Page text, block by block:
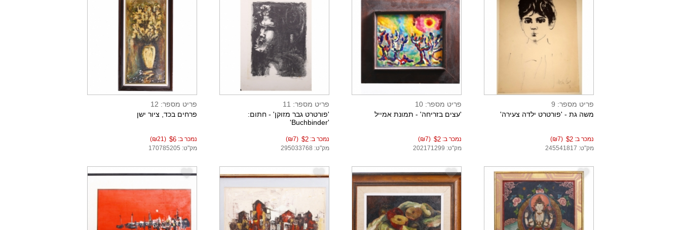
פריט מספר: 9
משה גת - 'פורטרט ילדה צעירה'
נמכר ב: $2
(₪7)
מק"ט: 245541817
פריט מספר: 10
'עצים בזריחה' - תמונת אמייל
נמכר ב: $2
(₪7)
מק"ט: 202171299
פריט מספר: 11
'פורטרט גבר מזוקן' - חתום:
'Buchbinder'
נמכר ב: $2
(₪7)
מק"ט: 295033768
פריט מספר: 12
פרחים בכד, ציור ישן
נמכר ב: $6
(₪21)
מק"ט: 170785205
e
e
e
e